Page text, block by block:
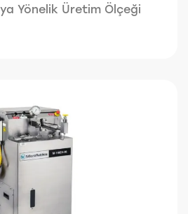
Yönelik Üretim Ölçeği